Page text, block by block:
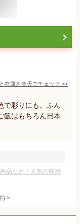
在庫を楽天でチェック >>
で彩りにも。ふん
飯はもちろん日本
品など！人気の卵焼
) >